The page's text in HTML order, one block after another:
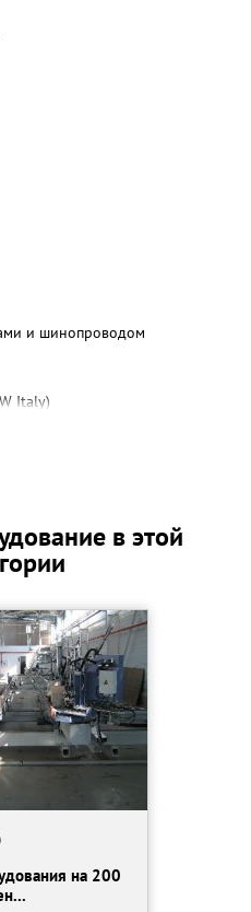
и шинопроводом
Italy)
в этой
на 200